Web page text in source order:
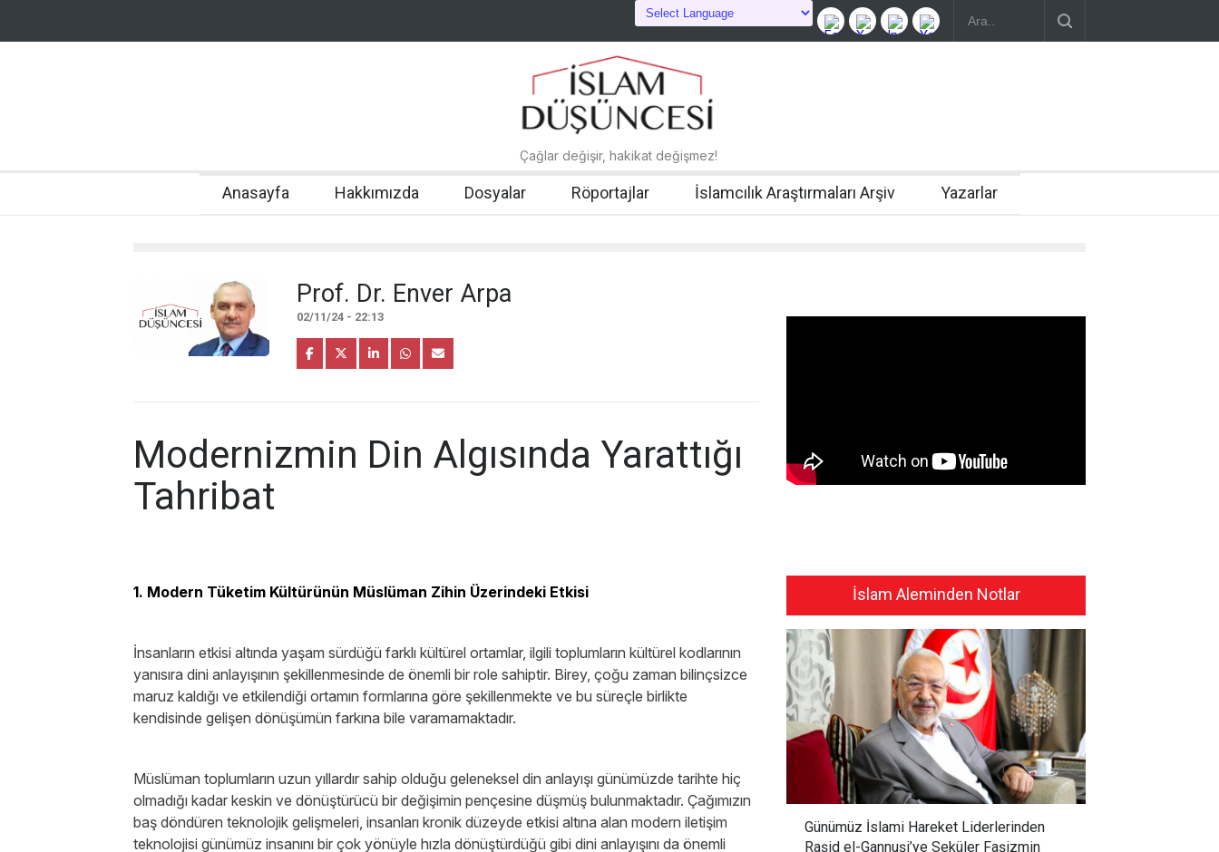
Çağlar değişir, hakikat değişmez!
Anasayfa Hakkımızda Dosyalar Röportajlar İslamcılık Araştırmaları Arşiv Yazarlar
Prof. Dr. Enver Arpa
02/11/24 - 22:13
Modernizmin Din Algısında Yarattığı
Tahribat
1. Modern Tüketim Kültürünün Müslüman Zihin Üzerindeki Etkisi
İnsanların etkisi altında yaşam sürdüğü farklı kültürel ortamlar, ilgili toplumların kültürel kodlarının
yanısıra dini anlayışının şekillenmesinde de önemli bir role sahiptir. Birey, çoğu zaman bilinçsizce
maruz kaldığı ve etkilendiği ortamın formlarına göre şekillenmekte ve bu süreçle birlikte
kendisinde gelişen dönüşümün farkına bile varamamaktadır.
Müslüman toplumların uzun yıllardır sahip olduğu geleneksel din anlayışı günümüzde tarihte hiç
olmadığı kadar keskin ve dönüştürücü bir değişimin pençesine düşmüş bulunmaktadır. Çağımızın
baş döndüren teknolojik gelişmeleri, insanları kronik düzeyde etkisi altına alan modern iletişim
teknolojisi günümüz insanını bir çok yönüyle hızla dönüştürdüğü gibi dini anlayışını da önemli
İslam Aleminden Notlar
Günümüz İslami Hareket Liderlerinden
Raşid el-Gannuşi’ye Seküler Faşizmin